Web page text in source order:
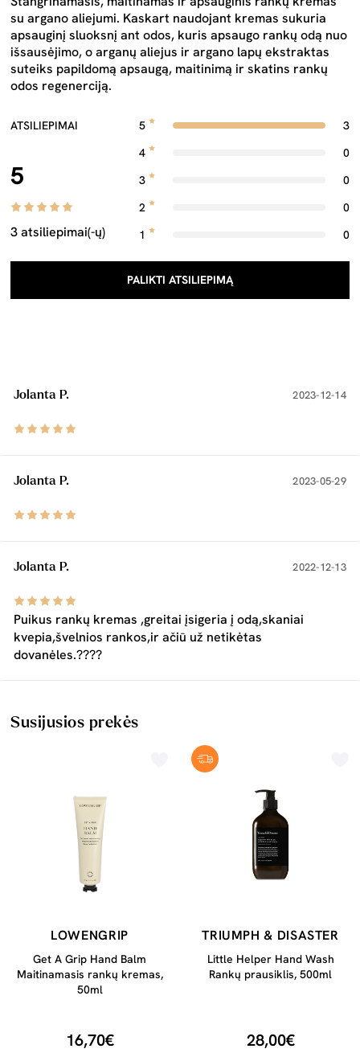
su argano aliejumi. Kaskart naudojant kremas sukuria
apsauginį sluoksnį ant odos, kuris apsaugo rankų odą nuo
išsausėjimo, o arganų aliejus ir argano lapų ekstraktas
suteiks papildomą apsaugą, maitinimą ir skatins rankų
odos regenerciją.
ATSILIEPIMAI
5
3 atsiliepimai(-ų)
5
3
4
0
3
0
2
0
1
0
PALIKTI ATSILIEPIMĄ
Jolanta P. 2023-12-14
Jolanta P. 2023-05-29
Jolanta P. 2022-12-13
Puikus rankų kremas ,greitai įsigeria į odą,skaniai
kvepia,švelnios rankos,ir ačiū už netikėtas
dovanėles.????
Susijusios prekės
LOWENGRIP
Get A Grip Hand Balm
Maitinamasis rankų kremas,
50ml
16,70€
TRIUMPH & DISASTER
Little Helper Hand Wash
Rankų prausiklis, 500ml
28,00€